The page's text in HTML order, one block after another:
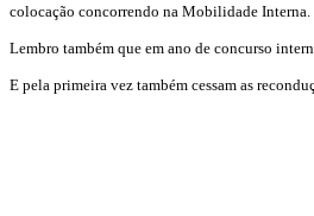
colocação concorrendo na Mobilidade Interna.
Lembro também que em ano de concurso
E pela primeira vez também cessam as